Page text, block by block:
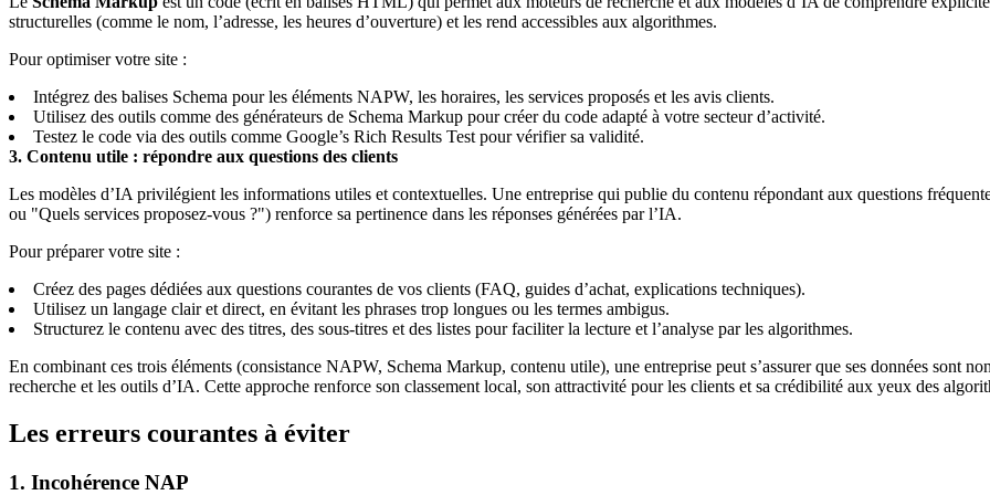
structurelles (comme le nom, l’adresse, les heures d’ouverture) et les rend accessibles aux algorithmes.
Pour optimiser votre site :
Intégrez des balises Schema pour les éléments NAPW, les horaires, les services proposés et les avis clients.
Utilisez des outils comme des générateurs de Schema Markup pour créer du code adapté à votre secteur d’activité.
Testez le code via des outils comme Google’s Rich Results Test pour vérifier sa validité.
3. Contenu utile : répondre aux questions des clients
Les modèles d’IA privilégient les informations utiles et contextuelles. Une entreprise qui publie du contenu répondant aux questions
ou "Quels services proposez-vous ?") renforce sa pertinence dans les réponses générées par l’IA.
Pour préparer votre site :
Créez des pages dédiées aux questions courantes de vos clients (FAQ, guides d’achat, explications techniques).
Utilisez un langage clair et direct, en évitant les phrases trop longues ou les termes ambigus.
Structurez le contenu avec des titres, des sous-titres et des listes pour faciliter la lecture et l’analyse par les algorithmes.
En combinant ces trois éléments (consistance NAPW, Schema Markup, contenu utile), une entreprise peut s’assurer que ses données sont
recherche et les outils d’IA. Cette approche renforce son classement local, son attractivité pour les clients et sa crédibilité aux yeux des
Les erreurs courantes à éviter
1. Incohérence NAP